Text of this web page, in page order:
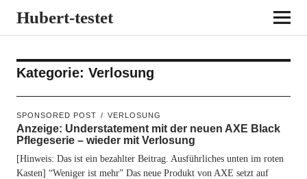
Hubert-testet
Kategorie: Verlosung
SPONSORED POST VERLOSUNG
Anzeige: Understatement mit der neuen AXE Black
Pflegeserie – wieder mit Verlosung
[Hinweis: Das ist ein bezahlter Beitrag. Ausführliches unten im roten
Kasten] “Weniger ist mehr” Das neue Produkt von AXE setzt auf